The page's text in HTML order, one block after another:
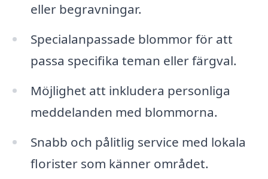
eller begravningar.
Specialanpassade blommor för att
passa specifika teman eller färgval.
Möjlighet att inkludera personliga
meddelanden med blommorna.
Snabb och pålitlig service med lokala
florister som känner området.